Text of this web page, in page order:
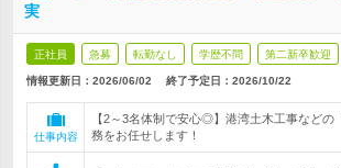
実
正社員 急募 転勤なし 学歴不問 第二新卒歓迎
情報更新日：2026/06/02 終了予定日： 2026/10/22
仕事内容
【2～3名体制で安心◎】港湾土木工事などの
務をお任せします！